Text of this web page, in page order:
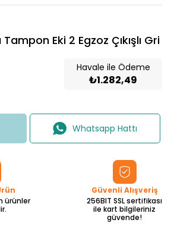
Eki 2 Egzoz Çıkışlı Gri
Havale ile Ödeme
₺1.282,49
Whatsapp Hattı
ürünler
Güvenli Alışveriş
256BIT SSL sertifikası
ile kart bilgileriniz
güvende!